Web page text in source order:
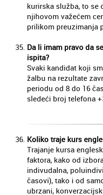
kurirska služba, to se
njihovom važećem
prilikom preuzimanja
Da li imam pravo da
ispita?
Svaki kandidat koji
žalbu na rezultate
periodu od 8 do 16
sledeći broj telefona
Koliko traje kurs
Trajanje kursa
faktora, kako od
indivudalna,
časovi), tako i od
ubrzani,